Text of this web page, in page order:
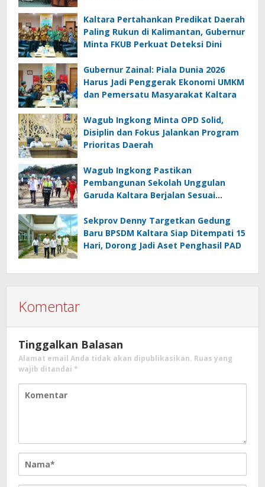
Kaltara Pertahankan Predikat Daerah
Paling Rukun di Kalimantan, Gubernur
Minta FKUB Perkuat Deteksi Dini
Gubernur Zainal: Piala Dunia 2026
Harus Jadi Penggerak Ekonomi UMKM
dan Pemersatu Masyarakat Kaltara
Wagub Ingkong Minta OPD Solid,
Disiplin dan Fokus Jalankan Program
Prioritas Daerah
Wagub Ingkong Pastikan
Pembangunan Sekolah Unggulan
Garuda Kaltara Berjalan Sesuai
Sekprov Denny Targetkan Gedung
Baru BPSDM Kaltara Siap Ditempati 15
Hari, Dorong Jadi Aset Penghasil PAD
Komentar
Tinggalkan Balasan
Alamat email Anda tidak akan dipublikasikan. Ruas yang
wajib ditandai *